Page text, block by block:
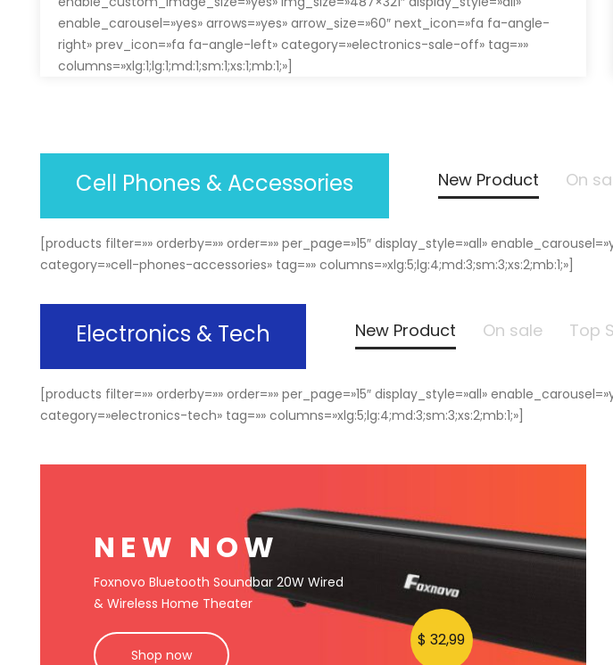
enable_carousel=»yes» arrows=»yes» arrow_size=»60″ next_icon=»fa fa-angle-
right» prev_icon=»fa fa-angle-left» category=»electronics-sale-off» tag=»»
columns=»xlg:1;lg:1;md:1;sm:1;xs:1;mb:1;»]
Cell Phones & Accessories New Product On
[products filter=»» orderby=»» order=»» per_page=»15″ display_style=»all»
category=»cell-phones-accessories» tag=»» columns=»xlg:5;lg:4;md:3;sm:3;xs:2;mb:1;»]
Electronics & Tech New Product On sale Top
[products filter=»» orderby=»» order=»» per_page=»15″ display_style=»all»
category=»electronics-tech» tag=»» columns=»xlg:5;lg:4;md:3;sm:3;xs:2;mb:1;»]
NEW NOW
Foxnovo Bluetooth Soundbar 20W Wired
& Wireless Home Theater
Shop now
$ 32,99